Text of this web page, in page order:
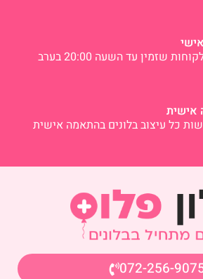
שזמין עד השעה 20:00 בערב
אישית
כל עיצוב בלונים בהתאמה אישית
072-256-